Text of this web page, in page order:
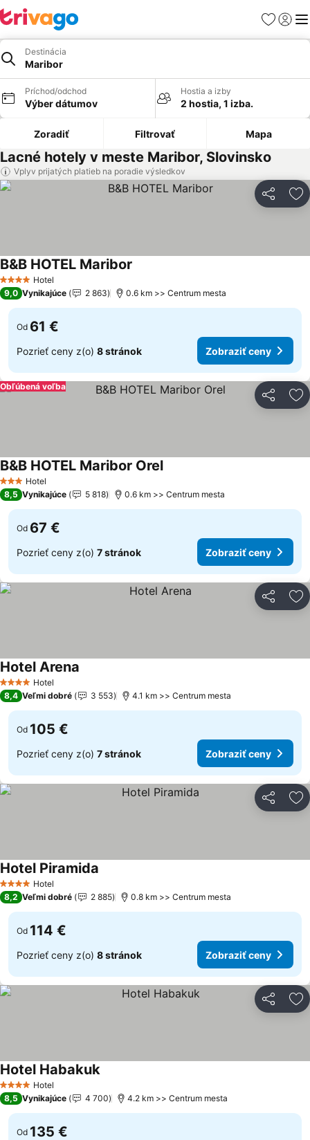
Obľúbené
Destinácia
Maribor
Príchod/odchod
Výber dátumov
Hostia a izby
2 hostia, 1 izba.
Zoradiť Filtrovať Mapa
Lacné hotely v meste Maribor, Slovinsko
Vplyv prijatých platieb na poradie výsledkov
Zdieľať
4 Počet hviezdičiek
Hotel
B&B HOTEL Maribor
9,0 Vynikajúce 2 863 0.6 km >> Centrum mesta
Od 61 €
Pozrieť ceny z(o) 8 stránok Zobraziť ceny
Zdieľať
Obľúbená voľba
3 Počet hviezdičiek
Hotel
B&B HOTEL Maribor OrelZobraziť ceny
8,5 Vynikajúce 5 818 0.6 km >> Centrum mesta
Od 67 €
Pozrieť ceny z(o) 7 stránok Zobraziť ceny
Zdieľať
4 Počet hviezdičiek
Hotel
Hotel Arena
8,4 Veľmi dobré 3 553 4.1 km >> Centrum mesta
Od 105 €
Pozrieť ceny z(o) 7 stránok Zobraziť ceny
Zdieľať
4 Počet hviezdičiek
Hotel
Hotel Piramida
8,2 Veľmi dobré 2 885 0.8 km >> Centrum mesta
Od 114 €
Pozrieť ceny z(o) 8 stránok Zobraziť ceny
Zdieľať
4 Počet hviezdičiek
Hotel
Hotel HabakukZobraziť ceny
8,5 Vynikajúce 4 700 4.2 km >> Centrum mesta
Od 135 €